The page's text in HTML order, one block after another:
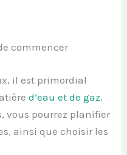
commencer
il est primordial
d’eau et de gaz.
vous pourrez planifier
ainsi que choisir les